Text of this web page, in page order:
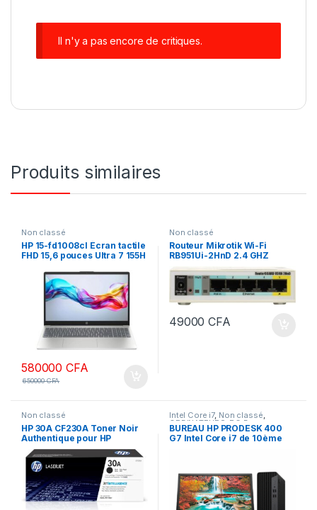
Il n'y a pas encore de critiques.
Produits similaires
Non classé
HP 15-fd1008cl Écran tactile
FHD 15,6 pouces Ultra 7 155H
16 Go RAM 512 Go SSD
Windows 11 Home Argent
580000CFA
650000CFA
Non classé
Routeur Mikrotik Wi-Fi
RB951Ui-2HnD 2.4 GHZ
49000CFA
Non classé
HP 30A CF230A Toner Noir
Authentique pour HP
LaserJet Pro M203 / M277
Intel Core i7, Non classé,
ORDINATEURS,PC Bureau
BUREAU HP PRODESK 400
G7 Intel Core i7 de 10ème